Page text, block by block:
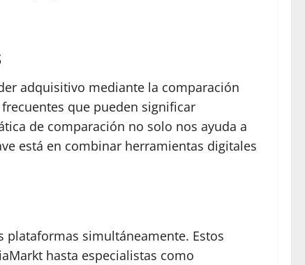
adquisitivo mediante la comparación
que pueden significar
de comparación no solo nos ayuda a
está en combinar herramientas digitales
simultáneamente. Estos
hasta especialistas como